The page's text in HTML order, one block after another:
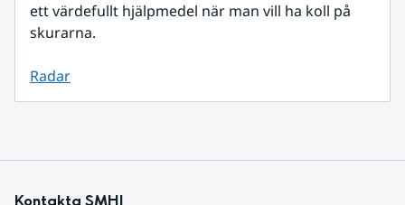
ett värdefullt hjälpmedel när man vill ha koll på
skurarna.
Radar